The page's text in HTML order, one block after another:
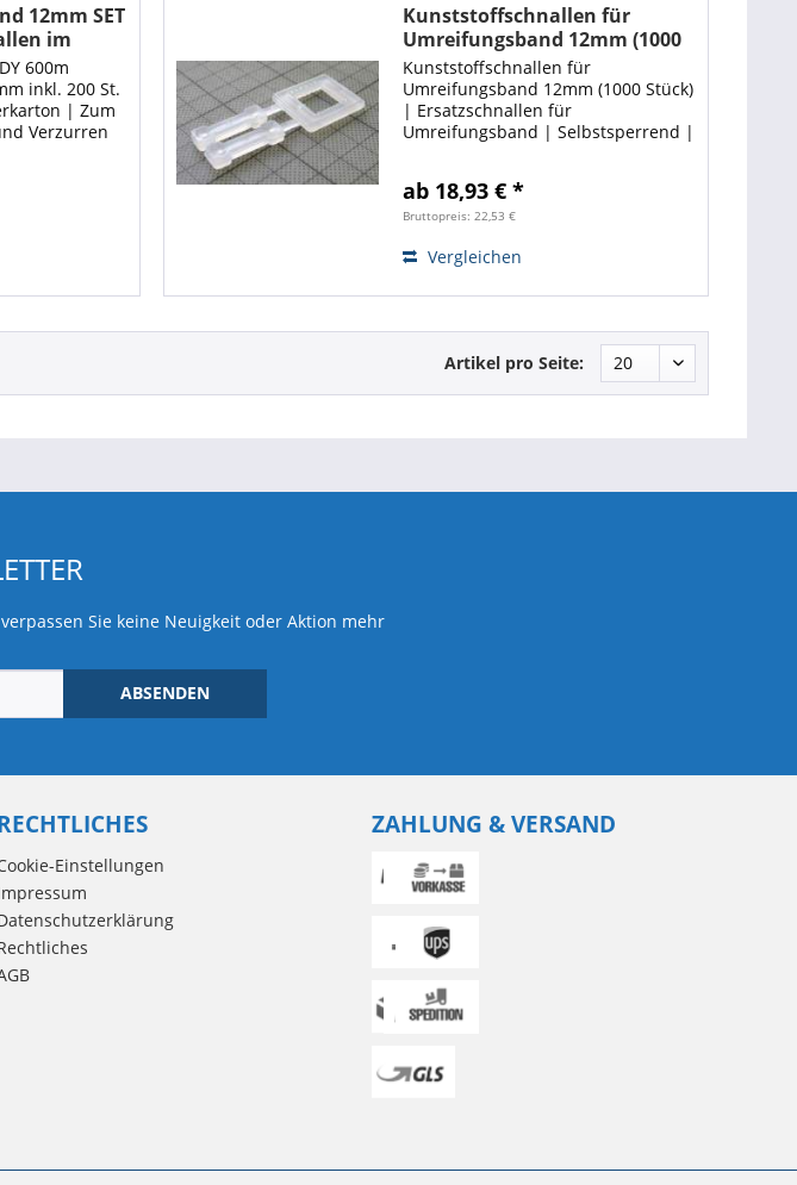
12mm SET
im
600m
inkl. 200 St.
| Zum
Verzurren
❓ ❗
Kunststoffschnallen für
Umreifungsband 12mm (1000
Stück) | Ecoline
Kunststoffschnallen für
Umreifungsband 12mm (1000 Stück)
| Ersatzschnallen für
Umreifungsband | Selbstsperrend |
ab 18,93 € *
Bruttopreis: 22,53 €
Vergleichen
Artikel pro Seite:
Sie keine Neuigkeit oder Aktion mehr
ABSENDEN
Einstellungen
ZAHLUNG & VERSAND